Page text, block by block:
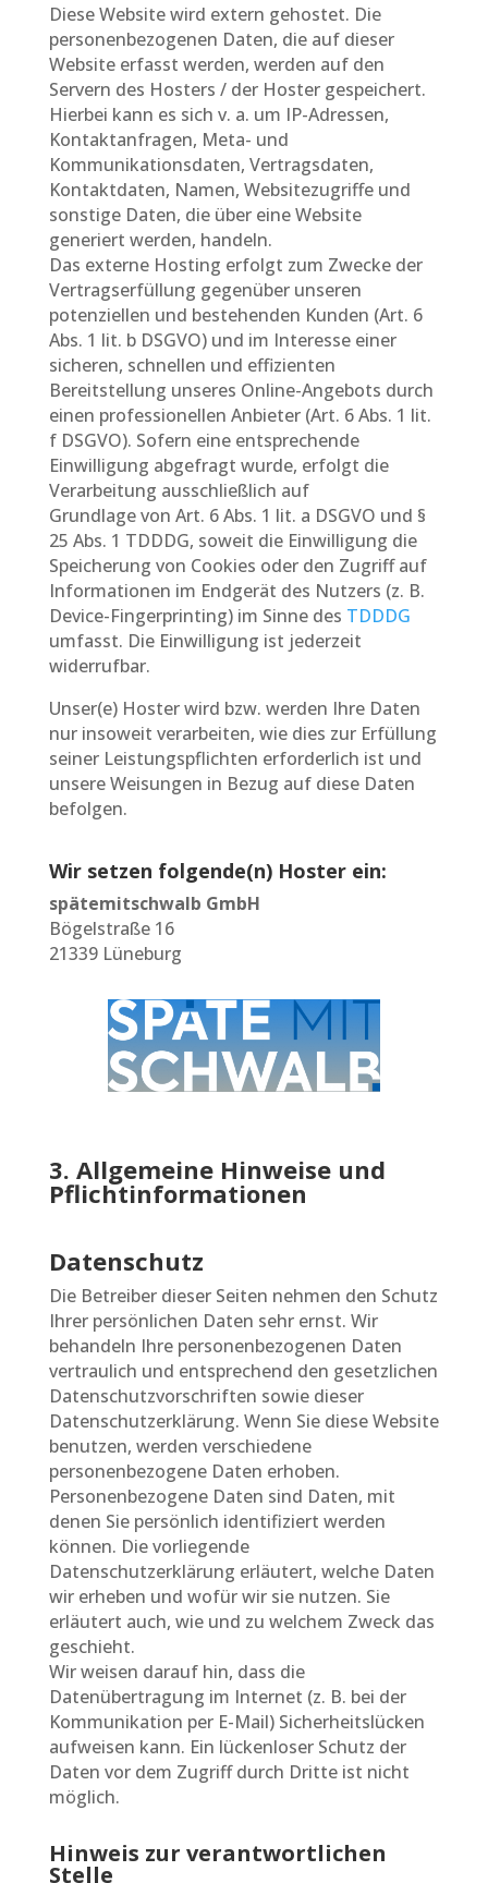
Diese Website wird extern gehostet. Die
personenbezogenen Daten, die auf dieser
Website erfasst werden, werden auf den
Servern des Hosters / der Hoster gespeichert.
Hierbei kann es sich v. a. um IP-Adressen,
Kontaktanfragen, Meta- und
Kommunikationsdaten, Vertragsdaten,
Kontaktdaten, Namen, Websitezugriffe und
sonstige Daten, die über eine Website
generiert werden, handeln.
Das externe Hosting erfolgt zum Zwecke der
Vertragserfüllung gegenüber unseren
potenziellen und bestehenden Kunden (Art. 6
Abs. 1 lit. b DSGVO) und im Interesse einer
sicheren, schnellen und effizienten
Bereitstellung unseres Online-Angebots durch
einen professionellen Anbieter (Art. 6 Abs. 1 lit.
f DSGVO). Sofern eine entsprechende
Einwilligung abgefragt wurde, erfolgt die
Verarbeitung ausschließlich auf
Grundlage von Art. 6 Abs. 1 lit. a DSGVO und §
25 Abs. 1 TDDDG, soweit die Einwilligung die
Speicherung von Cookies oder den Zugriff auf
Informationen im Endgerät des Nutzers (z. B.
Device-Fingerprinting) im Sinne des TDDDG
umfasst. Die Einwilligung ist jederzeit
widerrufbar.
Unser(e) Hoster wird bzw. werden Ihre Daten
nur insoweit verarbeiten, wie dies zur Erfüllung
seiner Leistungspflichten erforderlich ist und
unsere Weisungen in Bezug auf diese Daten
befolgen.
Wir setzen folgende(n) Hoster ein:
spätemitschwalb GmbH
Bögelstraße 16
21339 Lüneburg
3. Allgemeine Hinweise und
Pflichtinformationen
Datenschutz
Die Betreiber dieser Seiten nehmen den Schutz
Ihrer persönlichen Daten sehr ernst. Wir
behandeln Ihre personenbezogenen Daten
vertraulich und entsprechend den gesetzlichen
Datenschutzvorschriften sowie dieser
Datenschutzerklärung. Wenn Sie diese Website
benutzen, werden verschiedene
personenbezogene Daten erhoben.
Personenbezogene Daten sind Daten, mit
denen Sie persönlich identifiziert werden
können. Die vorliegende
Datenschutzerklärung erläutert, welche Daten
wir erheben und wofür wir sie nutzen. Sie
erläutert auch, wie und zu welchem Zweck das
geschieht.
Wir weisen darauf hin, dass die
Datenübertragung im Internet (z. B. bei der
Kommunikation per E-Mail) Sicherheitslücken
aufweisen kann. Ein lückenloser Schutz der
Daten vor dem Zugriff durch Dritte ist nicht
möglich.
Hinweis zur verantwortlichen
Stelle